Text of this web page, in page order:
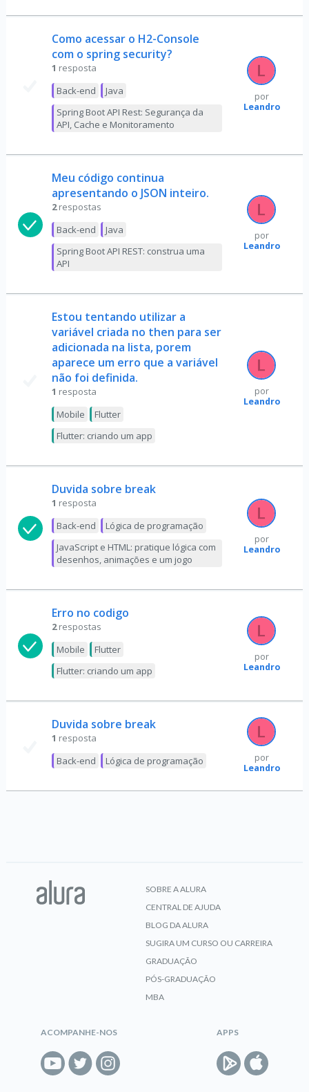
Como acessar o H2-Console
com o spring security?
1 resposta
Back-end
Java
Spring Boot API Rest: Segurança da
API, Cache e Monitoramento
por
Leandro
Meu código continua
apresentando o JSON inteiro.
2 respostas
Back-end
Java
Spring Boot API REST: construa uma
API
por
Leandro
Estou tentando utilizar a
variável criada no then para ser
adicionada na lista, porem
aparece um erro que a variável
não foi definida.
1 resposta
Mobile
Flutter
Flutter: criando um app
por
Leandro
Duvida sobre break
1 resposta
Back-end
Lógica de programação
JavaScript e HTML: pratique lógica com
desenhos, animações e um jogo
por
Leandro
Erro no codigo
2 respostas
Mobile
Flutter
Flutter: criando um app
por
Leandro
Duvida sobre break
1 resposta
Back-end
Lógica de programação
por
Leandro
SOBRE A ALURA
CENTRAL DE AJUDA
BLOG DA ALURA
SUGIRA UM CURSO OU CARREIRA
GRADUAÇÃO
PÓS-GRADUAÇÃO
MBA
ACOMPANHE-NOS APPS